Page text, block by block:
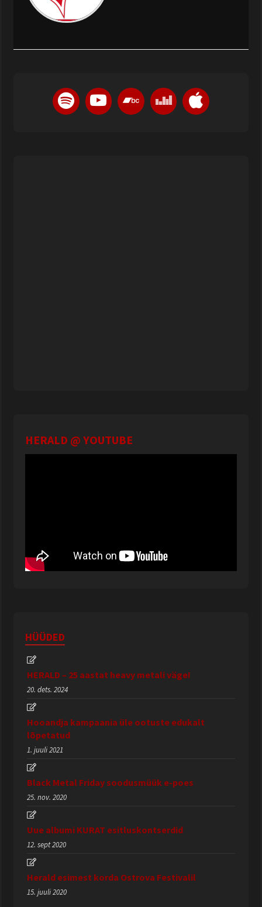
HERALD @ YOUTUBE
HÜÜDED
HERALD – 25 aastat heavy metali väge!
20. dets. 2024
Hooandja kampaania üle ootuste edukalt
lõpetatud
1. juuli 2021
Black Metal Friday soodusmüük e-poes
25. nov. 2020
Uue albumi KURAT esitluskontserdid
12. sept 2020
Herald esimest korda Ostrova Festivalil
15. juuli 2020